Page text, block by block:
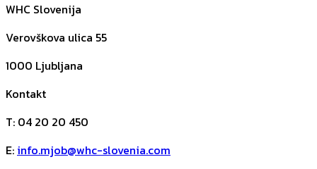
WHC Slovenija
Verovškova ulica 55
1000 Ljubljana
Kontakt
T: 04 20 20 450
E: info.mjob@whc-slovenia.com